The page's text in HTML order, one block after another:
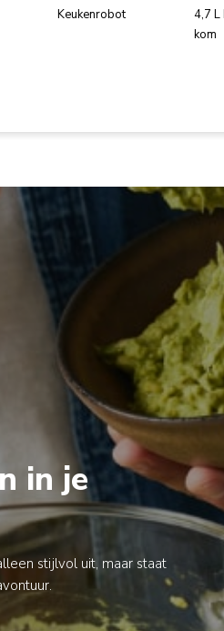
Keukenrobot
4,7
kom
in je
stijlvol uit, maar staat